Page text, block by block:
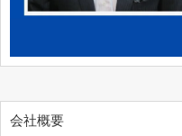
会社概要